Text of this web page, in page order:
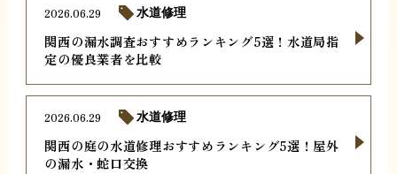
関西の漏水調査おすすめランキング5選！水道局指
定の優良業者を比較
2026.06.29 水道修理
関西の庭の水道修理おすすめランキング5選！屋外
の漏水・蛇口交換
2026.06.29 水道修理